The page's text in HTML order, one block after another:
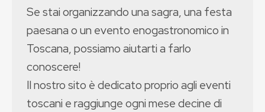
Se stai organizzando una sagra, una festa
paesana o un evento enogastronomico in
Toscana, possiamo aiutarti a farlo
conoscere!
Il nostro sito è dedicato proprio agli eventi
toscani e raggiunge ogni mese decine di